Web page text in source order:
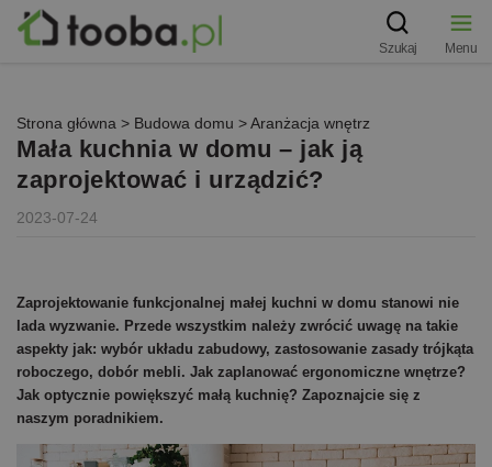
Szukaj Menu
Strona główna > Budowa domu >Aranżacja wnętrz
Mała kuchnia w domu – jak ją
zaprojektować i urządzić?
2023-07-24
Zaprojektowanie funkcjonalnej małej kuchni w domu stanowi nie
lada wyzwanie. Przede wszystkim należy zwrócić uwagę na takie
aspekty jak: wybór układu zabudowy, zastosowanie zasady trójkąta
roboczego, dobór mebli. Jak zaplanować ergonomiczne wnętrze?
Jak optycznie powiększyć małą kuchnię? Zapoznajcie się z
naszym poradnikiem.